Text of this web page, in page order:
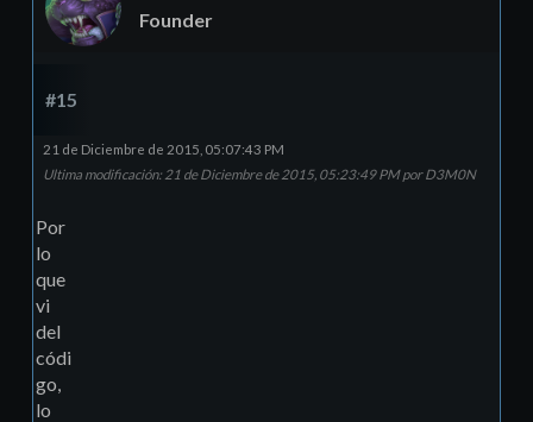
Founder
#15
21 de Diciembre de 2015, 05:07:43 PM
Ultima modificación: 21 de Diciembre de 2015, 05:23:49 PM por D3M0N
Por
lo
que
vi
del
códi
go,
lo